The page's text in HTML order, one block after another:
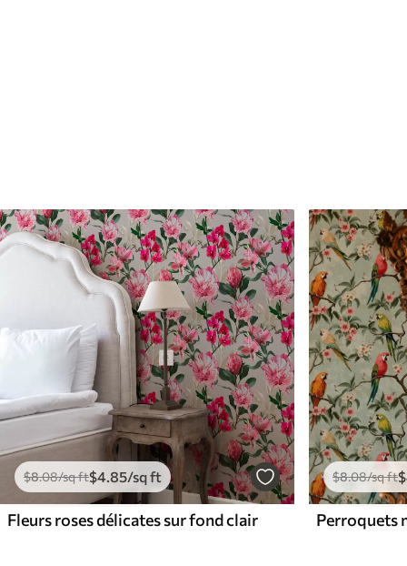
$8.08/sq ft$4.85/sq ft
Fleurs roses délicates sur fond clair
$8.08/sq ft$